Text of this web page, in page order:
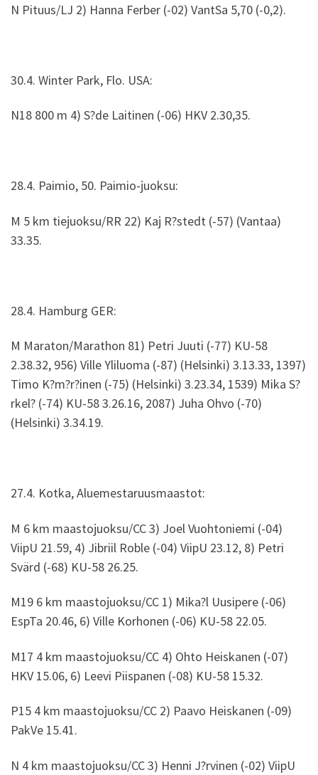
N Pituus/LJ 2) Hanna Ferber (-02) VantSa 5,70 (-0,2).
30.4. Winter Park, Flo. USA:
N18 800 m 4) S?de Laitinen (-06) HKV 2.30,35.
28.4. Paimio, 50. Paimio-juoksu:
M 5 km tiejuoksu/RR 22) Kaj R?stedt (-57) (Vantaa)
33.35.
28.4. Hamburg GER:
M Maraton/Marathon 81) Petri Juuti (-77) KU-58
2.38.32, 956) Ville Yliluoma (-87) (Helsinki) 3.13.33, 1397)
Timo K?m?r?inen (-75) (Helsinki) 3.23.34, 1539) Mika S?
rkel? (-74) KU-58 3.26.16, 2087) Juha Ohvo (-70)
(Helsinki) 3.34.19.
27.4. Kotka, Aluemestaruusmaastot:
M 6 km maastojuoksu/CC 3) Joel Vuohtoniemi (-04)
ViipU 21.59, 4) Jibriil Roble (-04) ViipU 23.12, 8) Petri
Svärd (-68) KU-58 26.25.
M19 6 km maastojuoksu/CC 1) Mika?l Uusipere (-06)
EspTa 20.46, 6) Ville Korhonen (-06) KU-58 22.05.
M17 4 km maastojuoksu/CC 4) Ohto Heiskanen (-07)
HKV 15.06, 6) Leevi Piispanen (-08) KU-58 15.32.
P15 4 km maastojuoksu/CC 2) Paavo Heiskanen (-09)
PakVe 15.41.
N 4 km maastojuoksu/CC 3) Henni J?rvinen (-02) ViipU